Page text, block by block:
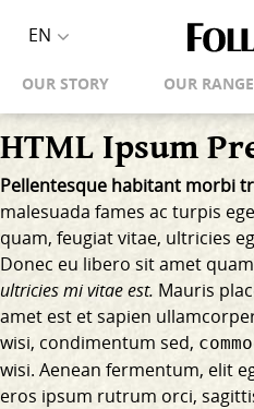
EN
language
selector
OUR STORY OUR RANGE
HTML Ipsum
Pellentesque habitant morbi
malesuada fames ac turpis
quam, feugiat vitae, ultricies
Donec eu libero sit amet
ultricies mi vitae est. Mauris
amet est et sapien
wisi, condimentum sed,
wisi. Aenean fermentum, elit
eros ipsum rutrum orci,